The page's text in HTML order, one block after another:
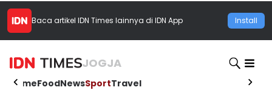
Baca artikel IDN Times lainnya di IDN App Install
JOGJA
HomeFoodNewsSportTravel